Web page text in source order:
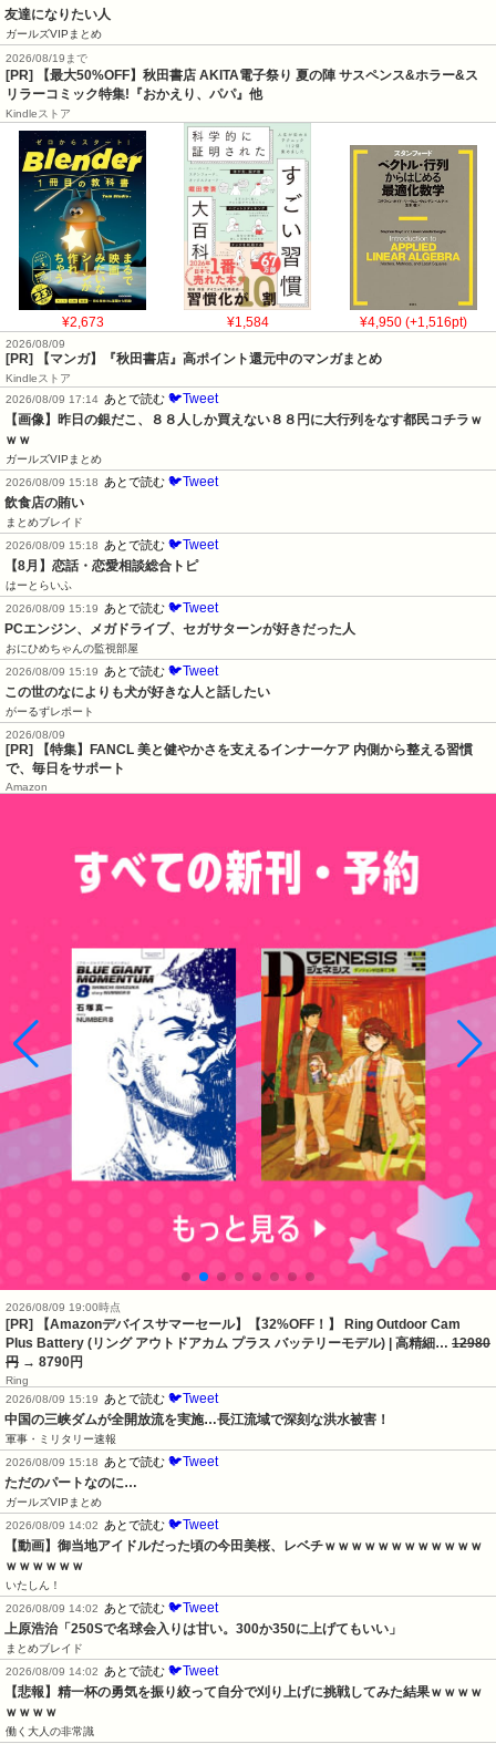
友達になりたい人
ガールズVIPまとめ
2026/08/19まで
[PR] 【最大50%OFF】秋田書店 AKITA電子祭り 夏の陣 サスペンス&ホラー&ス
リラーコミック特集!『おかえり、パパ』他
Kindleストア
¥2,673 ¥1,584 ¥4,950 (+1,516pt)
2026/08/09
[PR] 【マンガ】『秋田書店』高ポイント還元中のマンガまとめ
Kindleストア
2026/08/09 17:14 あとで読む 🐦Tweet
【画像】昨日の銀だこ、８８人しか買えない８８円に大行列をなす都民コチラｗ
ｗｗ
ガールズVIPまとめ
2026/08/09 15:18
あとで読む 🐦Tweet
飲食店の賄い
まとめブレイド
2026/08/09 15:18
あとで読む 🐦Tweet
【8月】恋話・恋愛相談総合トピ
はーとらいふ
2026/08/09 15:19
あとで読む 🐦Tweet
PCエンジン、メガドライブ、セガサターンが好きだった人
おにひめちゃんの監視部屋
2026/08/09 15:19
あとで読む 🐦Tweet
この世のなによりも犬が好きな人と話したい
がーるずレポート
2026/08/09
[PR] 【特集】FANCL 美と健やかさを支えるインナーケア 内側から整える習慣
で、毎日をサポート
Amazon
2026/08/09 19:00時点
[PR] 【Amazonデバイスサマーセール】【32%OFF！】 Ring Outdoor Cam
Plus Battery (リング アウトドアカム プラス バッテリーモデル) | 高精細… 12980
円 → 8790円
Ring
2026/08/09 15:19
あとで読む 🐦Tweet
中国の三峡ダムが全開放流を実施…長江流域で深刻な洪水被害！
軍事・ミリタリー速報
2026/08/09 15:18
あとで読む 🐦Tweet
ただのパートなのに…
ガールズVIPまとめ
2026/08/09 14:02
あとで読む 🐦Tweet
【動画】御当地アイドルだった頃の今田美桜、レベチｗｗｗｗｗｗｗｗｗｗｗｗ
ｗｗｗｗｗｗ
いたしん！
2026/08/09 14:02
あとで読む 🐦Tweet
上原浩治「250Sで名球会入りは甘い。300か350に上げてもいい」
まとめブレイド
2026/08/09 14:02
あとで読む 🐦Tweet
【悲報】精一杯の勇気を振り絞って自分で刈り上げに挑戦してみた結果ｗｗｗｗ
ｗｗｗｗ
働く大人の非常識